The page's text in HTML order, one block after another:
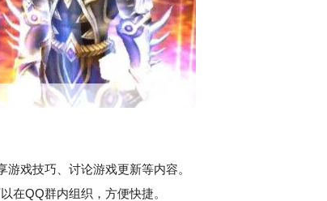
戏技巧、讨论游戏更新等内容。
QQ群内组织，方便快捷。